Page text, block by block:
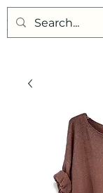
Points de Suture